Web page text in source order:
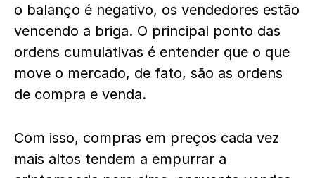
o balanço é negativo, os vendedores estão
vencendo a briga. O principal ponto das
ordens cumulativas é entender que o que
move o mercado, de fato, são as ordens
de compra e venda.
Com isso, compras em preços cada vez
mais altos tendem a empurrar a